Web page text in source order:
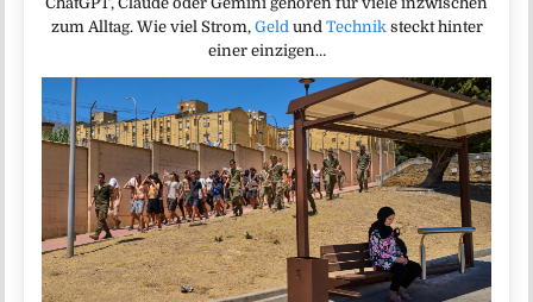
zum Alltag. Wie viel Strom, Geld und Techniksteckt hinter
einer einzigen…